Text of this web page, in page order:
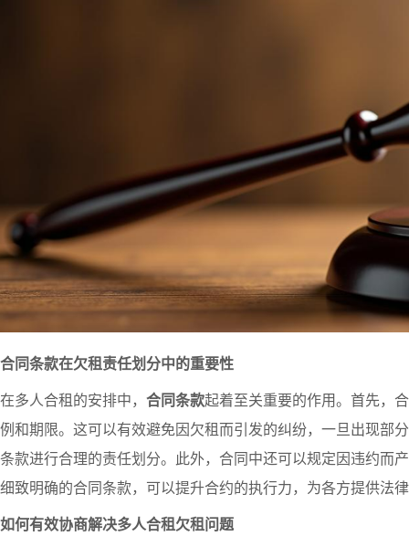
合同条款在欠租责任划分中的重要性
在多人合租的安排中， 合同条款起着至关重要的作用。首先，
例和期限。这可以有效避免因欠租而引发的纠纷，一旦出现部
条款进行合理的责任划分。此外，合同中还可以规定因违约而
细致明确的合同条款，可以提升合约的执行力，为各方提供法
如何有效协商解决多人合租欠租问题